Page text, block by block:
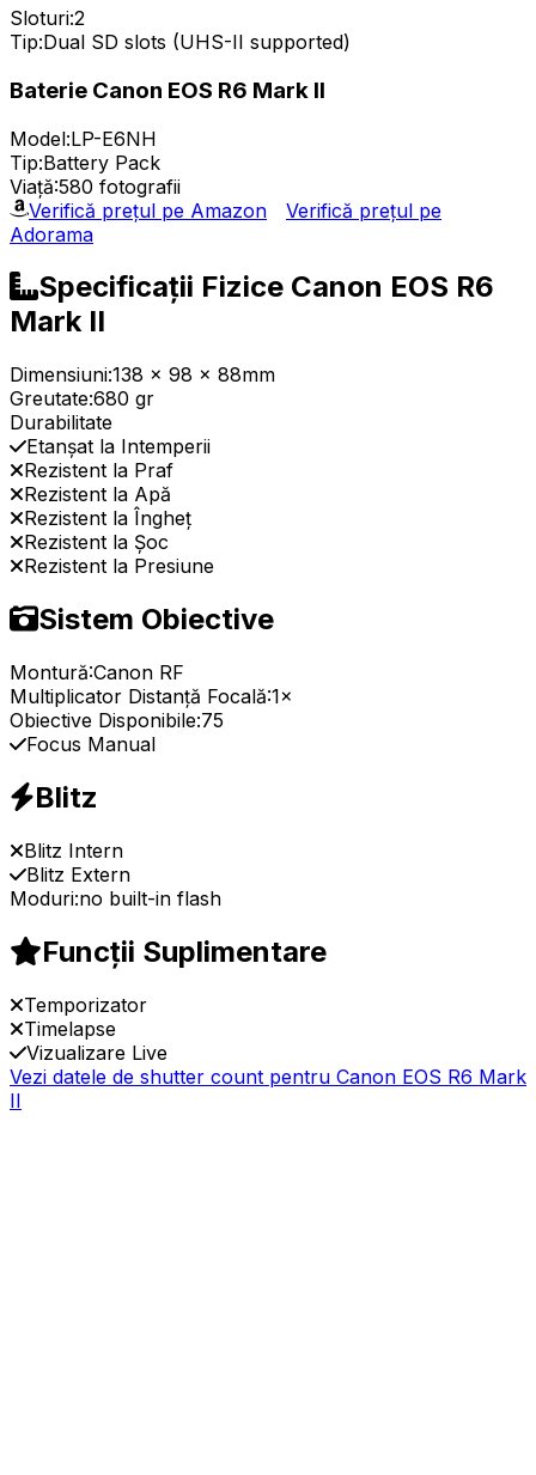
Sloturi:2
Tip:Dual SD slots (UHS-II supported)
Baterie Canon EOS R6 Mark II
Model:LP-E6NH
Tip:Battery Pack
Viață:580 fotografii
Verifică prețul pe Amazon
Verifică prețul pe
Adorama
Specificații Fizice Canon EOS R6
Mark II
Dimensiuni:138 x 98 x 88mm
Greutate:680 gr
Durabilitate
Etanșat la Intemperii
Rezistent la Praf
Rezistent la Apă
Rezistent la Îngheț
Rezistent la Șoc
Rezistent la Presiune
Sistem Obiective
Montură:Canon RF
Multiplicator Distanță Focală:1×
Obiective Disponibile:75
Focus Manual
Blitz
Blitz Intern
Blitz Extern
Moduri:no built-in flash
Funcții Suplimentare
Temporizator
Timelapse
Vizualizare Live
Vezi datele de shutter count pentru Canon EOS R6 Mark
II